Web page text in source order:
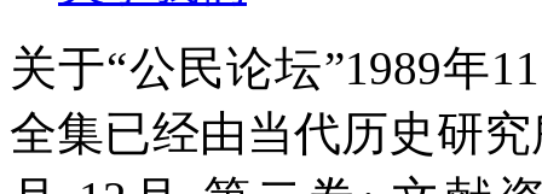
关于“公民论坛”1989年
全集已经由当代历史研